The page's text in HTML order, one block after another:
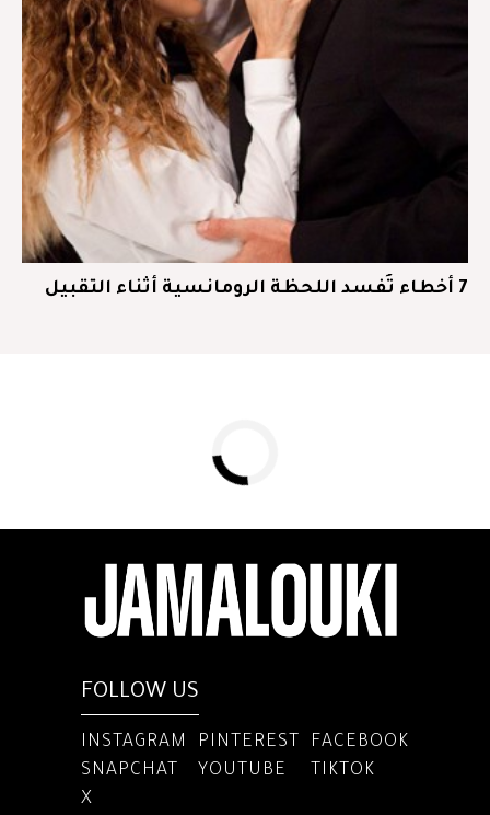
7 أخطاء تُفسد اللحظة الرومانسية أثناء التقبيل
FOLLOW US
INSTAGRAM PINTEREST
FACEBOOK
SNAPCHAT
YOUTUBE
TIKTOK
X